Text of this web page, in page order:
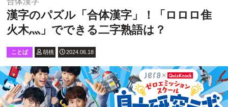
漢字のパズル「合体漢字」！「ロロロ隹
火木灬」でできる二字熟語は？
ことば 胡桃 2024.06.18